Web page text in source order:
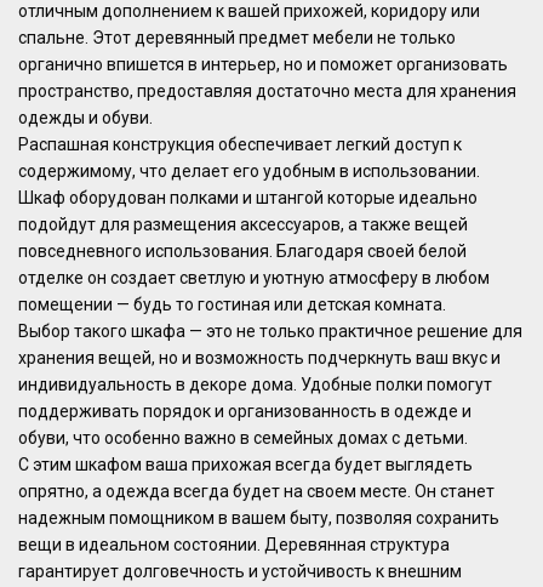
отличным дополнением к вашей прихожей, коридору или
спальне. Этот деревянный предмет мебели не только
органично впишется в интерьер, но и поможет организовать
пространство, предоставляя достаточно места для хранения
одежды и обуви.
Распашная конструкция обеспечивает легкий доступ к
содержимому, что делает его удобным в использовании.
Шкаф оборудован полками и штангой которые идеально
подойдут для размещения аксессуаров, а также вещей
повседневного использования. Благодаря своей белой
отделке он создает светлую и уютную атмосферу в любом
помещении — будь то гостиная или детская комната.
Выбор такого шкафа — это не только практичное решение для
хранения вещей, но и возможность подчеркнуть ваш вкус и
индивидуальность в декоре дома. Удобные полки помогут
поддерживать порядок и организованность в одежде и
обуви, что особенно важно в семейных домах с детьми.
С этим шкафом ваша прихожая всегда будет выглядеть
опрятно, а одежда всегда будет на своем месте. Он станет
надежным помощником в вашем быту, позволяя сохранить
вещи в идеальном состоянии. Деревянная структура
гарантирует долговечность и устойчивость к внешним